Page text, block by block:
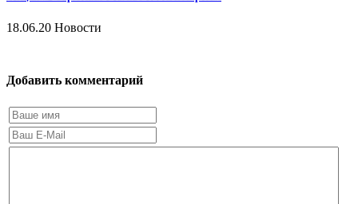
18.06.20 Новости
Добавить комментарий